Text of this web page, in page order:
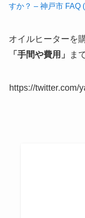
すか？ – 神戸市 FAQ
オイルヒーターを
「手間や費用」
ま
https://twitter.com/